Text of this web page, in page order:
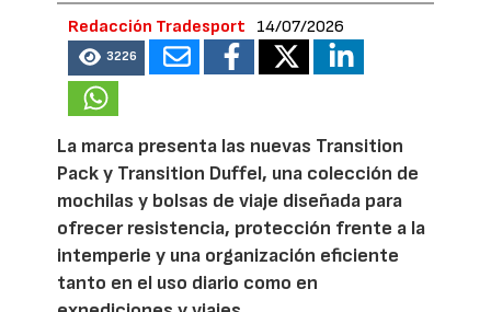
Redacción Tradesport 14/07/2026
3226
La marca presenta las nuevas Transition
Pack y Transition Duffel, una colección de
mochilas y bolsas de viaje diseñada para
ofrecer resistencia, protección frente a la
intemperie y una organización eficiente
tanto en el uso diario como en